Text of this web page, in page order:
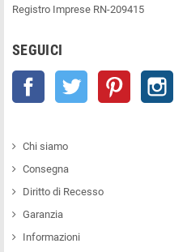
Registro Imprese RN-209415
SEGUICI
Facebook Twitter Pinterest
Chi siamo
Consegna
Diritto di Recesso
Garanzia
Informazioni